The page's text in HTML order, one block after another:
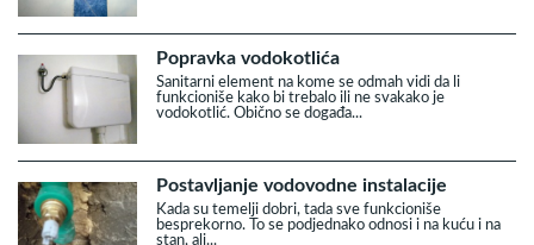
Popravka vodokotlića
Sanitarni element na kome se odmah vidi da li
funkcioniše kako bi trebalo ili ne svakako je
vodokotlić. Obično se događa...
Postavljanje vodovodne instalacije
Kada su temelji dobri, tada sve funkcioniše
besprekorno. To se podjednako odnosi i na kuću i na
stan, ali...